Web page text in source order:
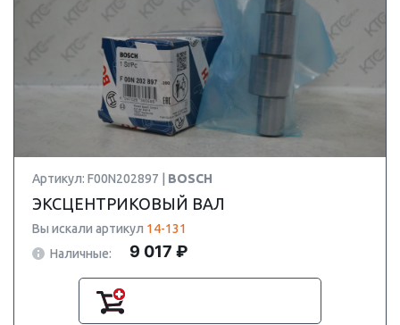
Артикул: F00N202897 | BOSCH
ЭКСЦЕНТРИКОВЫЙ ВАЛ
Вы искали артикул 14-131
Наличные:
9 017 ₽